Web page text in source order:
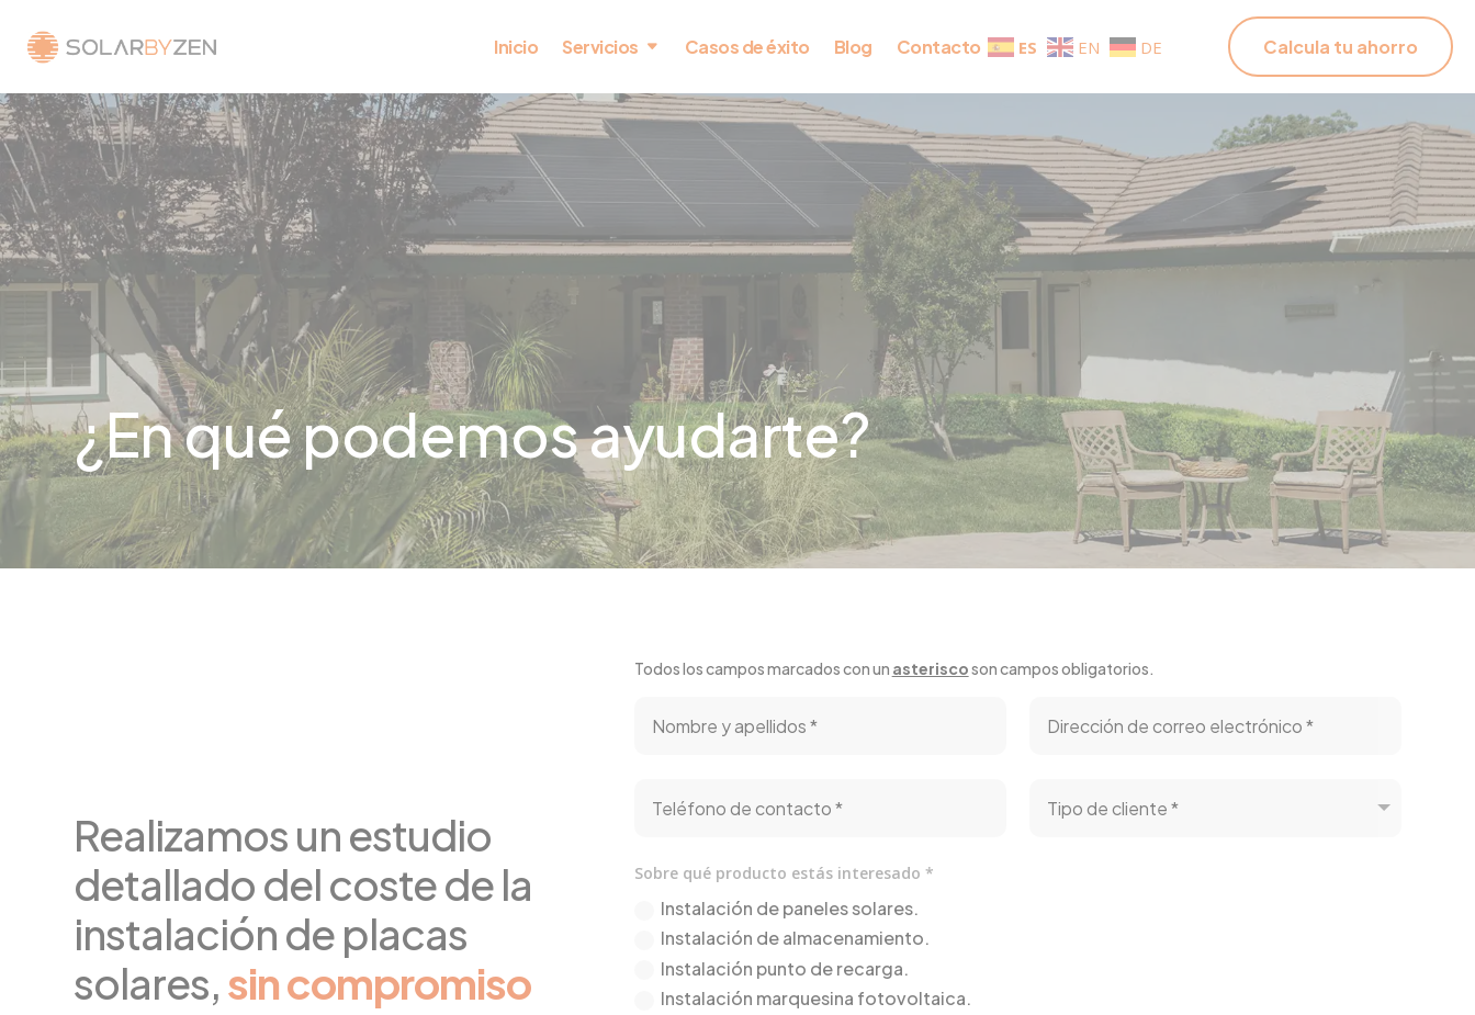
ES EN DE
Inicio Servicios Casos de éxito Blog Contacto Calcula tu ahorro
¿En qué podemos ayudarte?
Realizamos un estudio
detallado del coste de la
instalación de placas
solares,sin compromiso
Todos los campos marcados con un asteriscoson campos obligatorios.
Sobre qué producto estás interesado *
Instalación de paneles solares.
Instalación de almacenamiento.
Instalación punto de recarga.
Instalación marquesina fotovoltaica.